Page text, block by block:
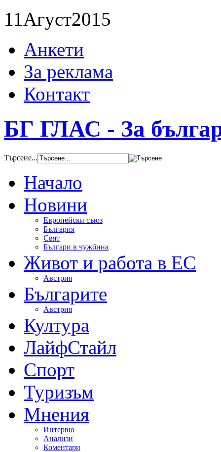
11Агуст2015
Анкети
За реклама
Контакт
БГ ГЛАС - За
Търсене...
Начало
Новини
Европейски съюз
България
Свят
Българи в чужбина
Живот и работа в ЕС
Австрия
Българите
Австрия
Култура
ЛайфСтайл
Спорт
Туризъм
Мнения
Интервю
Анализи
Коментари